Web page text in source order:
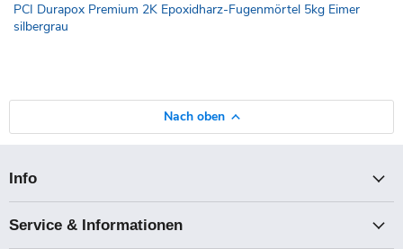
PCI Durapox Premium 2K Epoxidharz-Fugenmörtel 5kg Eimer
silbergrau
Nach oben
Info
Service & Informationen